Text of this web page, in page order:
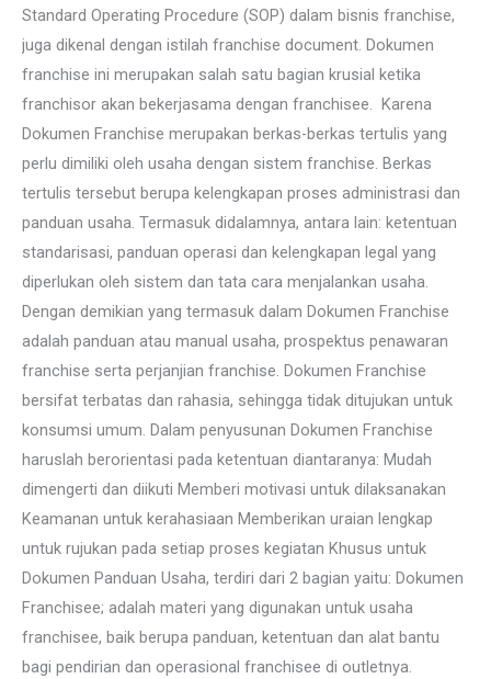
Standard Operating Procedure (SOP) dalam bisnis franchise,
juga dikenal dengan istilah franchise document. Dokumen
franchise ini merupakan salah satu bagian krusial ketika
franchisor akan bekerjasama dengan franchisee. Karena
Dokumen Franchise merupakan berkas-berkas tertulis yang
perlu dimiliki oleh usaha dengan sistem franchise. Berkas
tertulis tersebut berupa kelengkapan proses administrasi dan
panduan usaha. Termasuk didalamnya, antara lain: ketentuan
standarisasi, panduan operasi dan kelengkapan legal yang
diperlukan oleh sistem dan tata cara menjalankan usaha.
Dengan demikian yang termasuk dalam Dokumen Franchise
adalah panduan atau manual usaha, prospektus penawaran
franchise serta perjanjian franchise. Dokumen Franchise
bersifat terbatas dan rahasia, sehingga tidak ditujukan untuk
konsumsi umum. Dalam penyusunan Dokumen Franchise
haruslah berorientasi pada ketentuan diantaranya: Mudah
dimengerti dan diikuti Memberi motivasi untuk dilaksanakan
Keamanan untuk kerahasiaan Memberikan uraian lengkap
untuk rujukan pada setiap proses kegiatan Khusus untuk
Dokumen Panduan Usaha, terdiri dari 2 bagian yaitu: Dokumen
Franchisee; adalah materi yang digunakan untuk usaha
franchisee, baik berupa panduan, ketentuan dan alat bantu
bagi pendirian dan operasional franchisee di outletnya.
Franchisor
dan
Franchisee